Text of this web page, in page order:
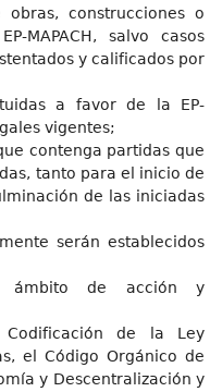
construcciones o
MAPACH, salvo casos
y calificados por
a favor de la EP-
vigentes;
contenga partidas que
tanto para el inicio de
de las iniciadas
serán establecidos
ámbito de acción y
de la Ley
el Código Orgánico de
y Descentralización y